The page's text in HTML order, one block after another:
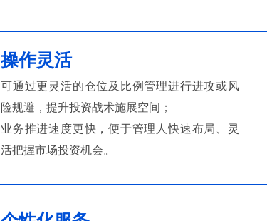
操作灵活
可通过更灵活的仓位及比例管理进行进攻或风
险规避，提升投资战术施展空间；
业务推进速度更快，便于管理人快速布局、灵
活把握市场投资机会。